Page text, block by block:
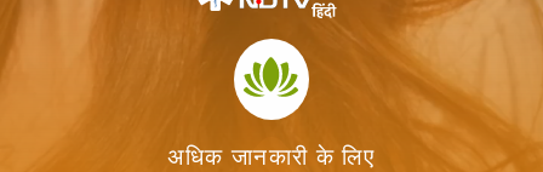
अधिक जानकारी के लिए